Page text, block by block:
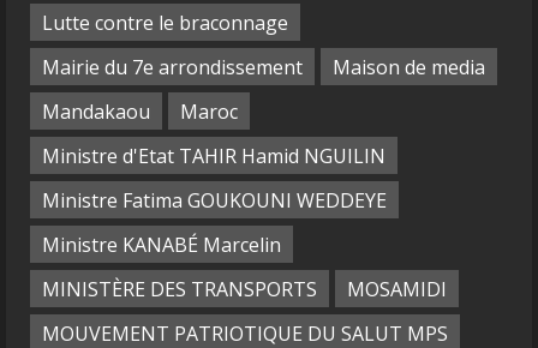
Lutte contre le braconnage
Mairie du 7e arrondissement
Maison de media
Mandakaou
Maroc
Ministre d'Etat TAHIR Hamid NGUILIN
Ministre Fatima GOUKOUNI WEDDEYE
Ministre KANABÉ Marcelin
MINISTÈRE DES TRANSPORTS
MOSAMIDI
MOUVEMENT PATRIOTIQUE DU SALUT MPS